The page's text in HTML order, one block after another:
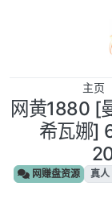
主页
网黄1880 [
希瓦娜]
网赚盘资源 真人